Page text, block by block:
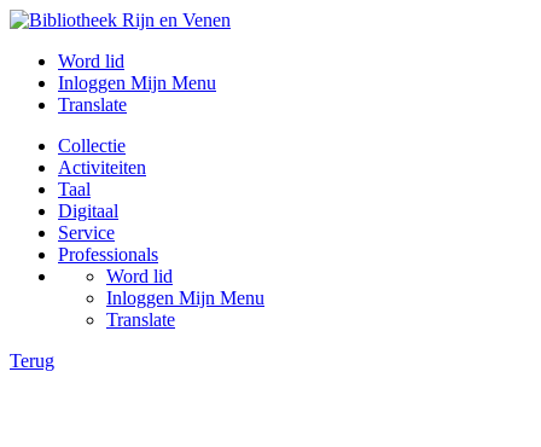
Word lid
Inloggen Mijn Menu
Translate
Collectie
Activiteiten
Taal
Digitaal
Service
Professionals
Word lid
Inloggen Mijn Menu
Translate
Terug